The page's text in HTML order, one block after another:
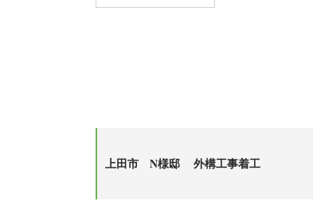
上田市 N様邸 外構工事着工